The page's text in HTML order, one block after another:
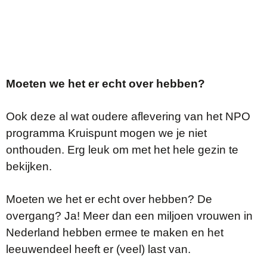
Moeten we het er echt over hebben?
Ook deze al wat oudere aflevering van het NPO
programma Kruispunt mogen we je niet
onthouden. Erg leuk om met het hele gezin te
bekijken.
Moeten we het er echt over hebben? De
overgang? Ja! Meer dan een miljoen vrouwen in
Nederland hebben ermee te maken en het
leeuwendeel heeft er (veel) last van.